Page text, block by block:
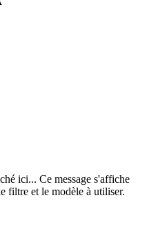
ici... Ce message s'affiche
filtre et le modèle à utiliser.